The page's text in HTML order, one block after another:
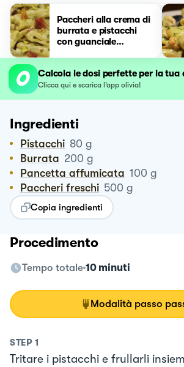
Paccheri alla crema di
burrata e pistacchi
con guanciale
Calcola le dosi perfette per la tua
Clicca qui e scarica l’app olivia!
Ingredienti
Pistacchi 80 g
Burrata 200 g
Pancetta affumicata 100 g
Paccheri freschi 500 g
Copia ingredienti
Procedimento
Tempo totale 10 minuti
Modalità passo
STEP 1
Tritare i pistacchi e frullarli